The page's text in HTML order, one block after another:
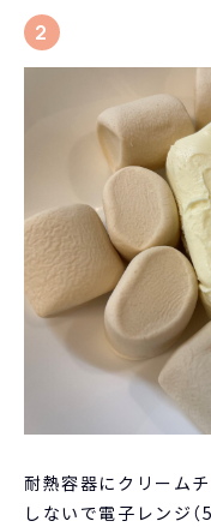
2
耐熱容器にクリーム
しないで電子レンジ